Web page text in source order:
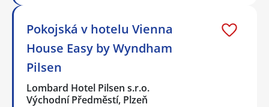
Pokojská v hotelu Vienna
House Easy by Wyndham
Pilsen
Lombard Hotel Pilsen s.r.o.
Východní Předměstí, Plzeň